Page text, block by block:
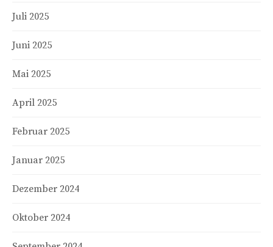
Juli 2025
Juni 2025
Mai 2025
April 2025
Februar 2025
Januar 2025
Dezember 2024
Oktober 2024